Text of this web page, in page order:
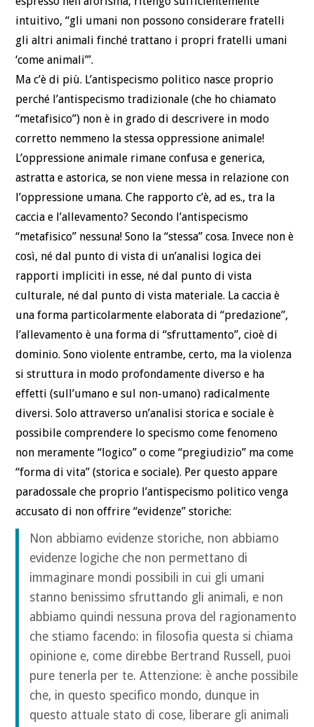
intuitivo, “gli umani non possono considerare fratelli
gli altri animali finché trattano i propri fratelli umani
‘come animali’”.
Ma c’è di più. L’antispecismo politico nasce proprio
perché l’antispecismo tradizionale (che ho chiamato
“metafisico”) non è in grado di descrivere in modo
corretto nemmeno la stessa oppressione animale!
L’oppressione animale rimane confusa e generica,
astratta e astorica, se non viene messa in relazione con
l’oppressione umana. Che rapporto c’è, ad es., tra la
caccia e l’allevamento? Secondo l’antispecismo
“metafisico” nessuna! Sono la “stessa” cosa. Invece non è
così, né dal punto di vista di un’analisi logica dei
rapporti impliciti in esse, né dal punto di vista
culturale, né dal punto di vista materiale. La caccia è
una forma particolarmente elaborata di “predazione”,
l’allevamento è una forma di “sfruttamento”, cioè di
dominio. Sono violente entrambe, certo, ma la violenza
si struttura in modo profondamente diverso e ha
effetti (sull’umano e sul non-umano) radicalmente
diversi. Solo attraverso un’analisi storica e sociale è
possibile comprendere lo specismo come fenomeno
non meramente “logico” o come “pregiudizio” ma come
“forma di vita” (storica e sociale). Per questo appare
paradossale che proprio l’antispecismo politico venga
accusato di non offrire “evidenze” storiche:
Non abbiamo evidenze storiche, non abbiamo
evidenze logiche che non permettano di
immaginare mondi possibili in cui gli umani
stanno benissimo sfruttando gli animali, e non
abbiamo quindi nessuna prova del ragionamento
che stiamo facendo: in filosofia questa si chiama
opinione e, come direbbe Bertrand Russell, puoi
pure tenerla per te. Attenzione: è anche possibile
che, in questo specifico mondo, dunque in
questo attuale stato di cose, liberare gli animali